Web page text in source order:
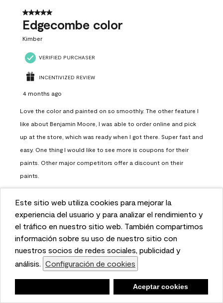
This website uses cookies to enhance user experience
and to analyze performance and traffic on our website.
We also share information about your use of our site
with our social media, advertising, and analytics
partners. Cookie Settings
Accept Cookies
Este sitio web utiliza cookies para mejorar la
experiencia del usuario y para analizar el rendimiento y
el tráfico en nuestro sitio web. También compartimos
información sobre su uso de nuestro sitio con
nuestros socios de redes sociales, publicidad y
análisis. Configuración de cookies
Aceptar cookies
5 out of 5 stars.
Edgecombe color
Kimber
VERIFIED PURCHASER
INCENTIVIZED REVIEW
4 months ago
Love the color and painted on so smoothly. The other feature I
like about Benjamin Moore, I was able to order online and pick
up at the store, which was ready when I got there. Super fast and
easy. One thing I would like to see more is coupons for their
paints. Other major competitors offer a discount on their
paints.
Load More
No questions have been asked about this product.
Questions